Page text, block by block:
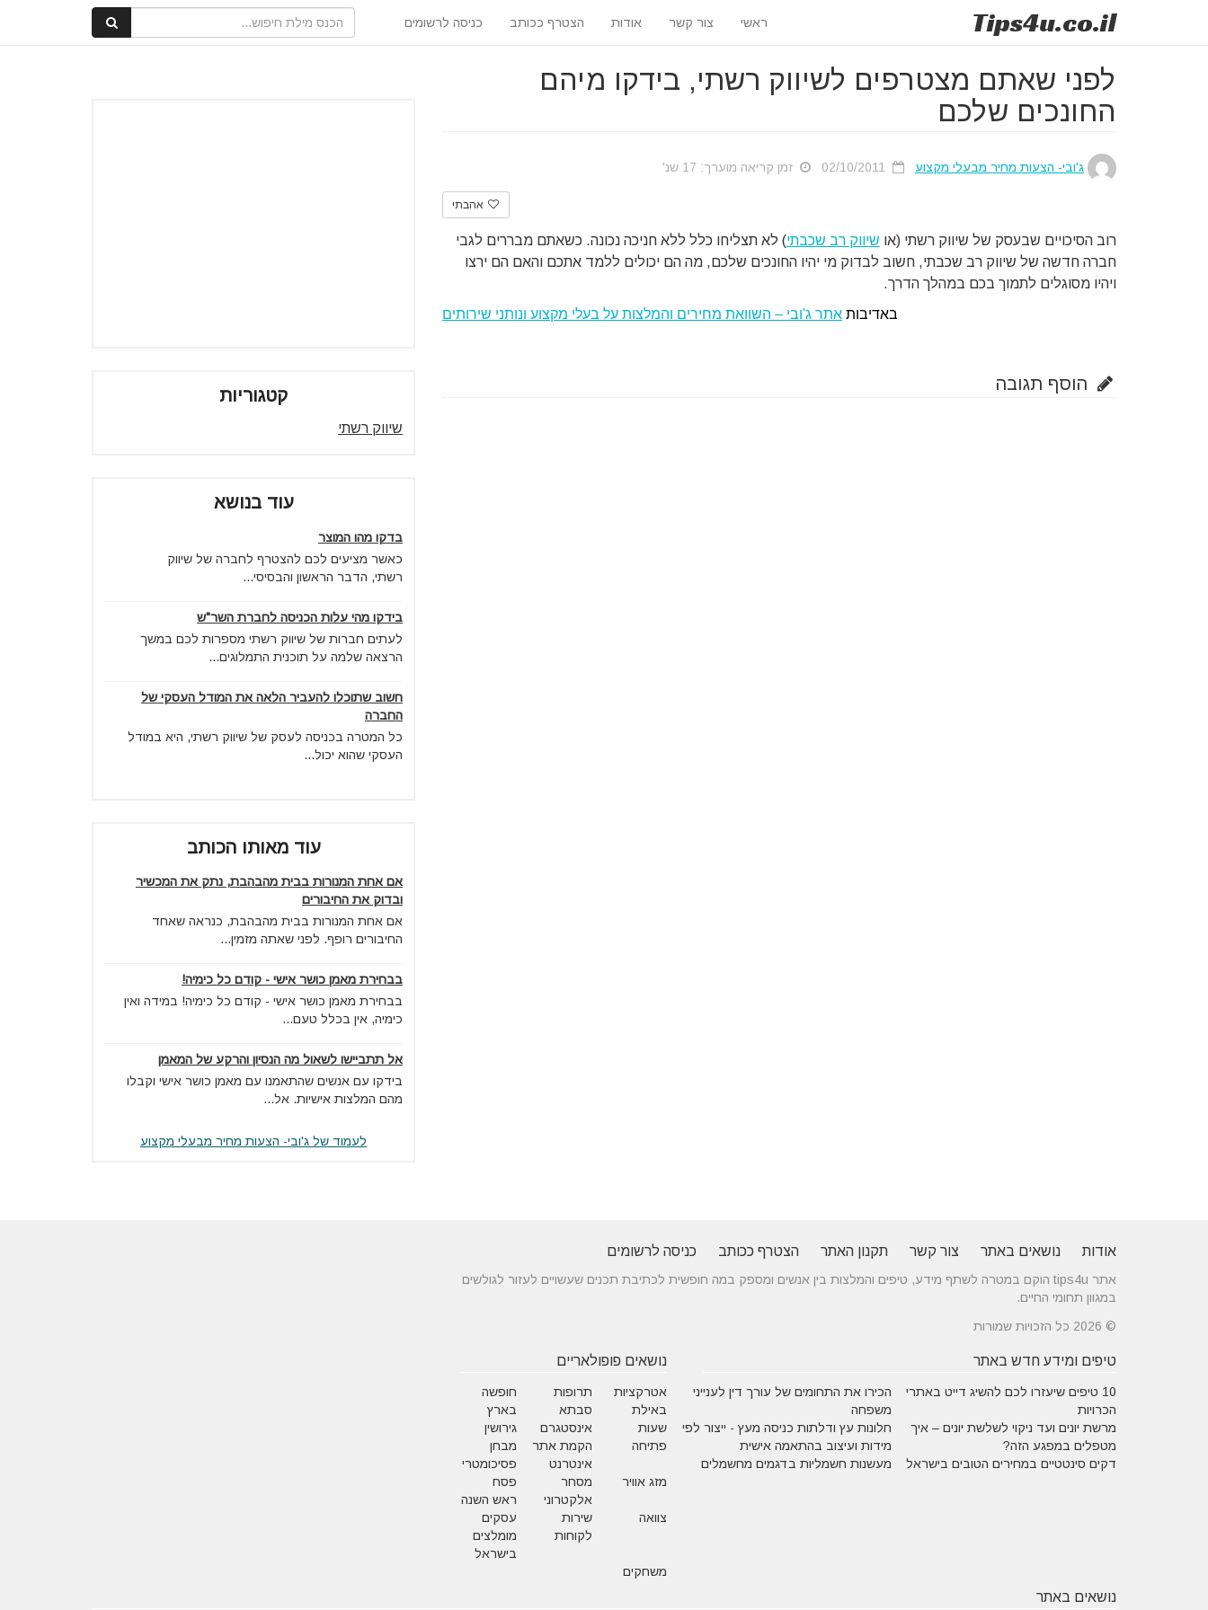
Tips4u.co.il ראשי צור קשר אודות הצטרף ככותב כניסה לרשומים
לפני שאתם מצטרפים לשיווק רשתי, בידקו מיהם
החונכים שלכם
ג'ובי- הצעות מחיר מבעלי מקצוע זמן קריאה מוערך: 17 שנ'
אהבתי
רוב הסיכויים שבעסק של שיווק רשתי (או שיווק רב שכבתי) לא תצליחו כלל ללא חניכה נכונה. כשאתם מבררים לגבי
חברה חדשה של שיווק רב שכבתי, חשוב לבדוק מי יהיו החונכים שלכם, מה הם יכולים ללמד אתכם והאם הם ירצו
ויהיו מסוגלים לתמוך בכם במהלך הדרך.
באדיבות אתר ג'ובי – השוואת מחירים והמלצות על בעלי מקצוע ונותני שירותים
הוסף תגובה
קטגוריות
שיווק רשתי
עוד בנושא
בדקו מהו המוצר
כאשר מציעים לכם להצטרף לחברה של שיווק
רשתי, הדבר הראשון והבסיסי...
בידקו מהי עלות הכניסה לחברת השר"ש
לעתים חברות של שיווק רשתי מספרות לכם במשך
הרצאה שלמה על תוכנית התמלוגים...
חשוב שתוכלו להעביר הלאה את המודל העסקי של
החברה
כל המטרה בכניסה לעסק של שיווק רשתי, היא במודל
העסקי שהוא יכול...
עוד מאותו הכותב
אם אחת המנורות בבית מהבהבת, נתק את המכשיר
ובדוק את החיבורים
אם אחת המנורות בבית מהבהבת, כנראה שאחד
החיבורים רופף. לפני שאתה מזמין...
בבחירת מאמן כושר אישי - קודם כל כימיה!
בבחירת מאמן כושר אישי - קודם כל כימיה! במידה ואין
כימיה, אין בכלל טעם...
אל תתביישו לשאול מה הנסיון והרקע של המאמן
בידקו עם אנשים שהתאמנו עם מאמן כושר אישי וקבלו
מהם המלצות אישיות. אל...
לעמוד של ג'ובי- הצעות מחיר מבעלי מקצוע
אודות נושאים באתר צור קשר תקנון האתר הצטרף ככותב כניסה לרשומים
אתר tips4u הוקם במטרה לשתף מידע, טיפים והמלצות בין אנשים ומספק במה חופשית לכתיבת תכנים שעשויים לעזור לגולשים
במגוון תחומי החיים.
© 2026 כל הזכויות שמורות
טיפים ומידע חדש באתר
10 טיפים שיעזרו לכם להשיג דייט באתרי
הכרויות
הכירו את התחומים של עורך דין לענייני
משפחה
מרשת יונים ועד ניקוי לשלשת יונים – איך
מטפלים במפגע הזה?
חלונות עץ ודלתות כניסה מעץ - ייצור לפי
מידות ועיצוב בהתאמה אישית
דקים סינטטיים במחירים הטובים בישראל
מעשנות חשמליות בדגמים מחשמלים
נושאים פופולאריים
אטרקציות
באילת
תרופות
סבתא
חופשה
בארץ
שעות
פתיחה
אינסטגרם
גירושין
הקמת אתר
אינטרנט
מבחן
פסיכומטרי
מזג אוויר
מסחר
אלקטרוני
פסח
ראש השנה
צוואה
שירות
לקוחות
עסקים
מומלצים
בישראל
משחקים
נושאים באתר